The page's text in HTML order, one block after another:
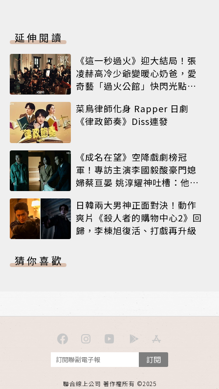
延伸閱讀
《這一秒過火》迎大結局！張
凌赫高冷少爺變暖心奶爸，愛
奇藝「過火公館」快閃光點台
菜鳥律師化身 Rapper 日劇
《律政節奏》Diss連發
《成名在望》空降戲劇榜冠
軍！專訪主演李國毅酸豪門媳
婦蔡亘晏 姚淳耀神吐槽：他永
日韓兩大男神正面對決！動作
爽片《殺人者的購物中心2》回
歸，李棟旭復活、打戲再升級
猜你喜歡
訂閱
聯合線上公司 著作權所有 ©2025